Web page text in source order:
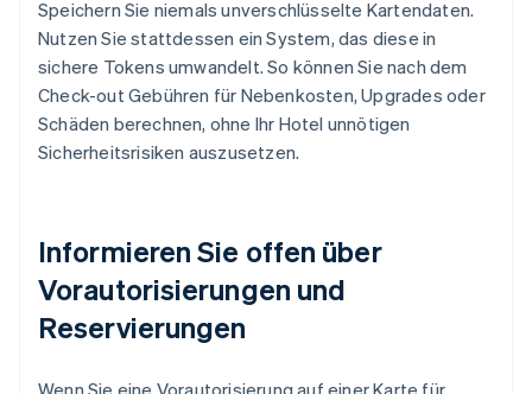
Speichern Sie niemals unverschlüsselte Kartendaten.
Nutzen Sie stattdessen ein System, das diese in
sichere Tokens umwandelt. So können Sie nach dem
Check-out Gebühren für Nebenkosten, Upgrades oder
Schäden berechnen, ohne Ihr Hotel unnötigen
Sicherheitsrisiken auszusetzen.
Informieren Sie offen über
Vorautorisierungen und
Reservierungen